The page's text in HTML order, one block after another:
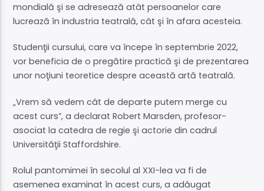
mondială şi se adresează atât persoanelor care
lucrează în industria teatrală, cât şi în afara acesteia.
Studenţii cursului, care va începe în septembrie 2022,
vor beneficia de o pregătire practică şi de prezentarea
unor noţiuni teoretice despre această artă teatrală.
„Vrem să vedem cât de departe putem merge cu
acest curs”, a declarat Robert Marsden, profesor-
asociat la catedra de regie şi actorie din cadrul
Universităţii Staffordshire.
Rolul pantomimei în secolul al XXI-lea va fi de
asemenea examinat în acest curs, a adăugat